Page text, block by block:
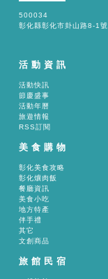
500034
彰化縣彰化市卦山路8-1號
活動資訊
活動快訊
節慶盛事
活動年曆
旅遊情報
RSS訂閱
美食購物
彰化美食攻略
彰化爌肉飯
餐廳資訊
美食小吃
地方特產
伴手禮
其它
文創商品
旅館民宿